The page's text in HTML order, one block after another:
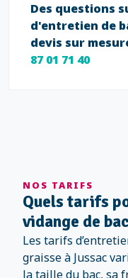
Des questions
d'entretien de
devis sur
87 01 71 40
NOS TARIFS
Quels tarifs
vidange de
Les tarifs
graisse à Jussac
la taille du bac, sa